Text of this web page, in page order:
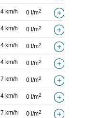
4 km/h 0 l/m2
4 km/h 0 l/m2
4 km/h 0 l/m2
4 km/h 0 l/m2
7 km/h 0 l/m2
4 km/h 0 l/m2
7 km/h 0 l/m2